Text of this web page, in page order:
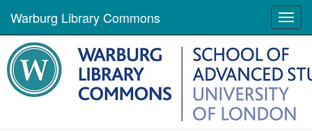
Warburg Library Commons